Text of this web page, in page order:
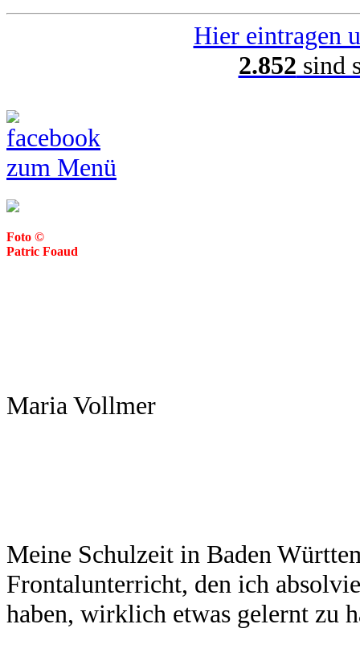
Hier eintragen
2.852 sind
zum Menü
Foto ©
Patric Foaud
Maria Vollmer
Meine Schulzeit in Baden
Frontalunterricht, den ich
haben, wirklich etwas gelernt zu